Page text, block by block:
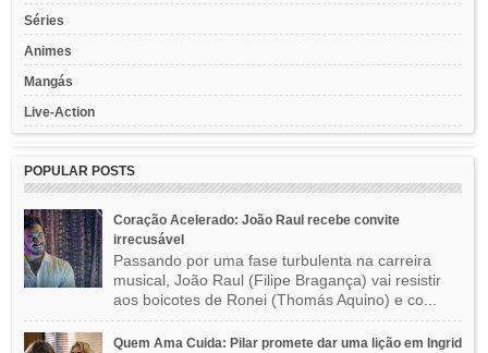
Séries
Animes
Mangás
Live-Action
POPULAR POSTS
Coração Acelerado: João Raul recebe convite
irrecusável
Passando por uma fase turbulenta na carreira
musical, João Raul (Filipe Bragança) vai resistir
aos boicotes de Ronei (Thomás Aquino) e co...
Quem Ama Cuida: Pilar promete dar uma lição em Ingrid